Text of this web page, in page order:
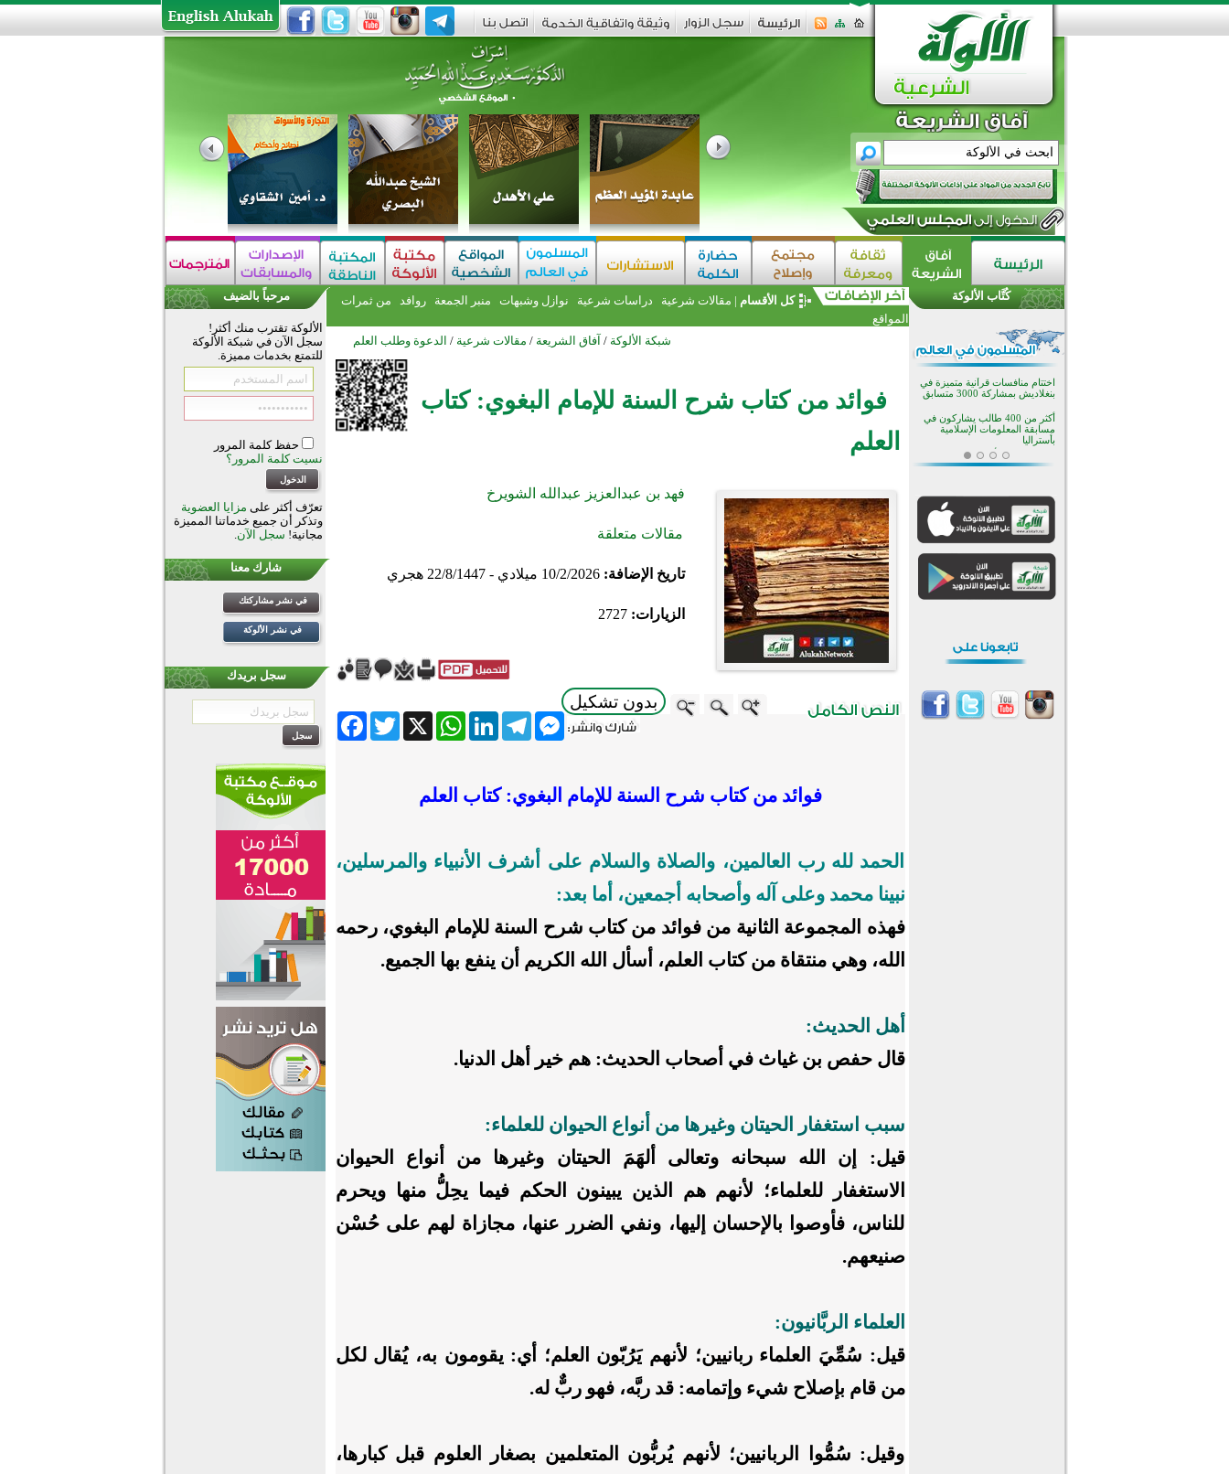
كل الأقسام | مقالات شرعية دراسات شرعية نوازل وشبهات منبر الجمعة روافد
من ثمرات
المواقع
شبكة الألوكة / آفاق الشريعة / مقالات شرعية / الدعوة وطلب العلم
فوائد من كتاب شرح السنة للإمام البغوي: كتاب
العلم
فهد بن عبدالعزيز عبدالله الشويرخ
مقالات متعلقة
تاريخ الإضافة:10/2/2026 ميلادي - 22/8/1447 هجري
الزيارات:2727
بدون تشكيل
FacebookTwitter X
WhatsAppLinkedInTelegram
Messenger
فوائد من كتاب شرح السنة للإمام البغوي: كتاب العلم
الحمد لله رب العالمين، والصلاة والسلام على أشرف الأنبياء والمرسلين،
نبينا محمد وعلى آله وأصحابه أجمعين، أما بعد:
فهذه المجموعة الثانية من فوائد من كتاب شرح السنة للإمام البغوي، رحمه
الله، وهي منتقاة من كتاب العلم، أسأل الله الكريم أن ينفع بها الجميع.
أهل الحديث:
قال حفص بن غياث في أصحاب الحديث: هم خير أهل الدنيا.
سبب استغفار الحيتان وغيرها من أنواع الحيوان للعلماء:
قيل: إن الله سبحانه وتعالى ألهَمَ الحيتان وغيرها من أنواع الحيوان
الاستغفار للعلماء؛ لأنهم هم الذين يبينون الحكم فيما يحِلُّ منها ويحرم
للناس، فأوصوا بالإحسان إليها، ونفي الضرر عنها، مجازاة لهم على حُسْن
صنيعهم.
العلماء الربَّانيون:
قيل: سُمِّيَ العلماء ربانيين؛ لأنهم يَرُبّون العلم؛ أي: يقومون به، يُقال لكل
من قام بإصلاح شيء وإتمامه: قد ربَّه، فهو ربٌّ له.
وقيل: سُمُّوا الربانيين؛ لأنهم يُربُّون المتعلمين بصغار العلوم قبل كبارها،
مرحباً بالضيف
الألوكة تقترب منك أكثر!
سجل الآن في شبكة الألوكة
للتمتع بخدمات مميزة.
حفظ كلمة المرور
نسيت كلمة المرور؟
تعرّف أكثر على مزايا العضوية
وتذكر أن جميع خدماتنا المميزة
مجانية! سجل الآن.
شارك معنا
في نشر مشاركتك
في نشر الألوكة
سجل بريدك
كُتَّاب الألوكة
اختتام الدورة التاسعة لمسابقة حفظ
وتلاوة القرآن الكريم في أزناكاييف
تيسليتش تختتم برنامجا تعليميا لتعزيز
القيم وبناء الشخصية للشباب
المسلمين
بنغلاديش بمشاركة 3000 متسابق
أكثر من 400 طالب يشاركون في
بأستراليا
افتتاح تاريخي لأول مسجد في بلييفليا
منطقة ريبوفسي تحتفل بميلاد
مسجد جديد في أجواء إيمانية مميزة
أكبر مشروع إسلامي في ريف
القرآن والتربية في صدارة البرامج
الصيفية للمسلمين في بينزا
وساراتوف وموردوفيا هذا العام
اختتام الدورة التاسعة لمسابقة حفظ
تيسليتش تختتم برنامجا تعليميا لتعزيز
القيم وبناء الشخصية للشباب
المسلمين
أكثر من 400 طالب يشاركون في
مسابقة المعلومات الإسلامية